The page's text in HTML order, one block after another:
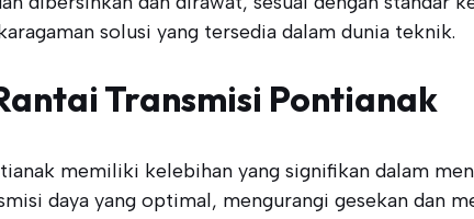
solusi yang tersedia dalam dunia teknik.
Transmisi Pontianak
memiliki kelebihan yang signifikan dalam
daya yang optimal, mengurangi gesekan dan